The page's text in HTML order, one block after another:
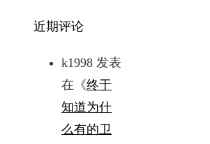
近期评论
k1998 发表
在《终于
知道为什
么有的卫